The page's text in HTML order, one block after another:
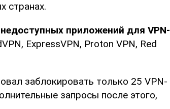
странах.
недоступных приложений для VPN-
ExpressVPN, Proton VPN, Red
заблокировать только 25 VPN-
запросы после этого,